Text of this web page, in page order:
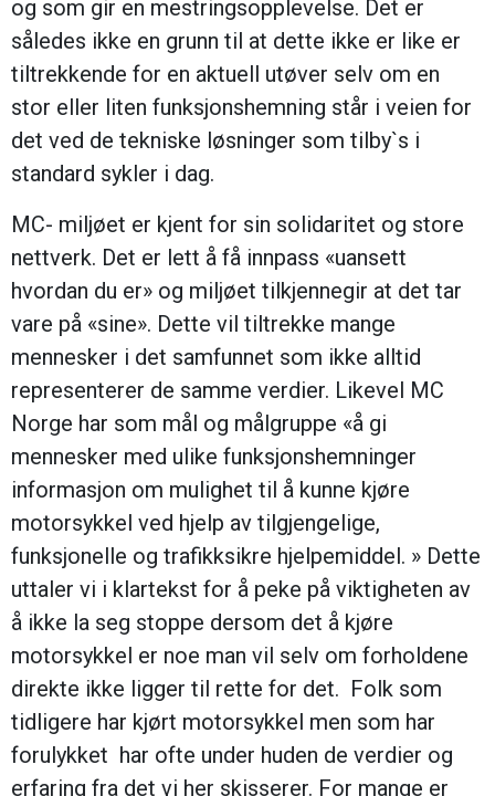
og som gir en mestringsopplevelse. Det er
således ikke en grunn til at dette ikke er like er
tiltrekkende for en aktuell utøver selv om en
stor eller liten funksjonshemning står i veien for
det ved de tekniske løsninger som tilby`s i
standard sykler i dag.
MC- miljøet er kjent for sin solidaritet og store
nettverk. Det er lett å få innpass «uansett
hvordan du er» og miljøet tilkjennegir at det tar
vare på «sine». Dette vil tiltrekke mange
mennesker i det samfunnet som ikke alltid
representerer de samme verdier. Likevel MC
Norge har som mål og målgruppe «å gi
mennesker med ulike funksjonshemninger
informasjon om mulighet til å kunne kjøre
motorsykkel ved hjelp av tilgjengelige,
funksjonelle og trafikksikre hjelpemiddel. » Dette
uttaler vi i klartekst for å peke på viktigheten av
å ikke la seg stoppe dersom det å kjøre
motorsykkel er noe man vil selv om forholdene
direkte ikke ligger til rette for det. Folk som
tidligere har kjørt motorsykkel men som har
forulykket har ofte under huden de verdier og
erfaring fra det vi her skisserer. For mange er